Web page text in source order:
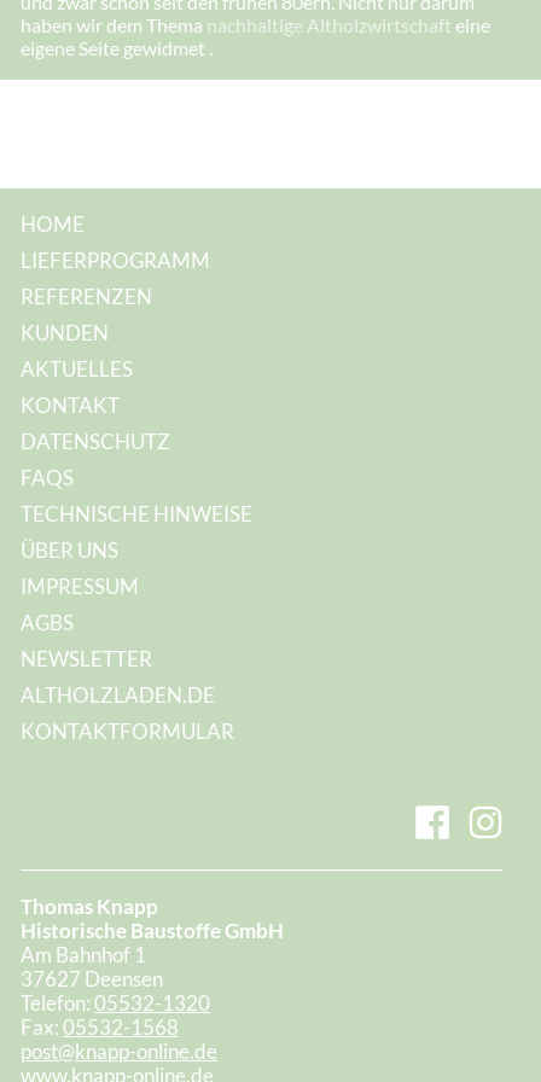
s
e
haben wir dem Thema nachhaltige Altholzwirtschaft eine
eigene Seite gewidmet .
HOME
LIEFERPROGRAMM
REFERENZEN
KUNDEN
AKTUELLES
KONTAKT
DATENSCHUTZ
FAQS
TECHNISCHE HINWEISE
ÜBER UNS
IMPRESSUM
AGBS
NEWSLETTER
ALTHOLZLADEN.DE
KONTAKTFORMULAR
Thomas Knapp
Historische Baustoffe GmbH
Am Bahnhof 1
37627 Deensen
Telefon:05532-1320
Fax:05532-1568
post@knapp-online.de
www.knapp-online.de